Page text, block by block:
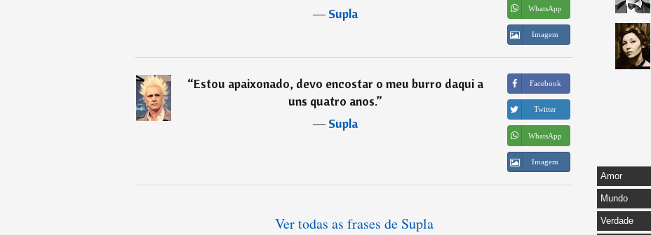
―Supla WhatsApp
Imagem
“Estou apaixonado, devo encostar o meu burro daqui a
uns quatro anos.”
―Supla
Facebook
Twitter
WhatsApp
Imagem
Ver todas as frases de Supla
Amor
Mundo
Verdade